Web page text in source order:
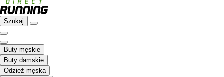
Szukaj
Buty męskie
Buty damskie
Odzież męska